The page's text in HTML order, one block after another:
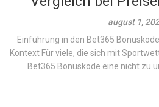
august 1,
Einführung in den Bet365
Kontext Für viele, die sich mit
Bet365 Bonuskode eine nicht zu